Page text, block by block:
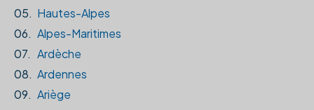
05. Hautes-Alpes
06. Alpes-Maritimes
07. Ardèche
08. Ardennes
09. Ariège